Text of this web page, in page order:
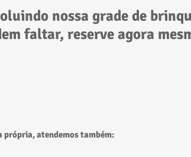
nossa grade de
faltar, reserve agora
atendemos também: